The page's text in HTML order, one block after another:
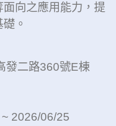
向之應用能力，提
。
發二路360號E棟
2026/06/25